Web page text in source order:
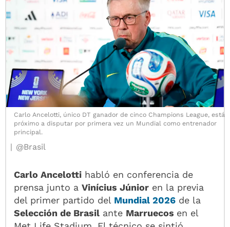
Carlo Ancelotti, único DT ganador de cinco Champions League, está
próximo a disputar por primera vez un Mundial como entrenador
principal.
@Brasil
Carlo Ancelotti habló en conferencia de
prensa junto aVinícius Júnior en la previa
del primer partido del Mundial 2026 de la
Selección de Brasil ante Marruecos en el